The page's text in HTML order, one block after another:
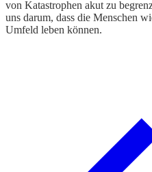
von Katastrophen akut zu
uns darum, dass die Menschen
Umfeld leben können.